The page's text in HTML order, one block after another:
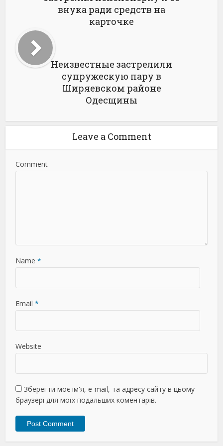
внука ради средств на
карточке
Неизвестные застрелили
супружескую пару в
Ширяевском районе
Одесщины
Leave a Comment
Comment
Name *
Email *
Website
Зберегти моє ім'я, e-mail, та адресу сайту в цьому
браузері для моїх подальших коментарів.